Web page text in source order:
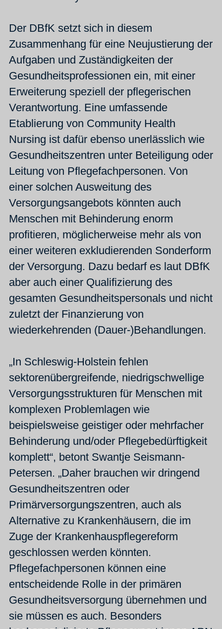
Der DBfK setzt sich in diesem
Zusammenhang für eine Neujustierung der
Aufgaben und Zuständigkeiten der
Gesundheitsprofessionen ein, mit einer
Erweiterung speziell der pflegerischen
Verantwortung. Eine umfassende
Etablierung von Community Health
Nursing ist dafür ebenso unerlässlich wie
Gesundheitszentren unter Beteiligung oder
Leitung von Pflegefachpersonen. Von
einer solchen Ausweitung des
Versorgungsangebots könnten auch
Menschen mit Behinderung enorm
profitieren, möglicherweise mehr als von
einer weiteren exkludierenden Sonderform
der Versorgung. Dazu bedarf es laut DBfK
aber auch einer Qualifizierung des
gesamten Gesundheitspersonals und nicht
zuletzt der Finanzierung von
wiederkehrenden (Dauer-)Behandlungen.
„In Schleswig-Holstein fehlen
sektorenübergreifende, niedrigschwellige
Versorgungsstrukturen für Menschen mit
komplexen Problemlagen wie
beispielsweise geistiger oder mehrfacher
Behinderung und/oder Pflegebedürftigkeit
komplett“, betont Swantje Seismann-
Petersen. „Daher brauchen wir dringend
Gesundheitszentren oder
Primärversorgungszentren, auch als
Alternative zu Krankenhäusern, die im
Zuge der Krankenhauspflegereform
geschlossen werden könnten.
Pflegefachpersonen können eine
entscheidende Rolle in der primären
Gesundheitsversorgung übernehmen und
sie müssen es auch. Besonders